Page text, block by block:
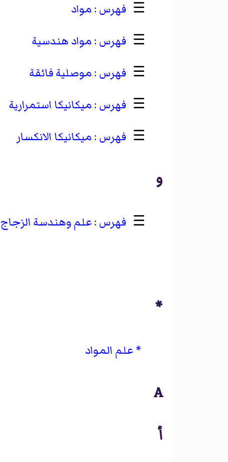
☰
مواد
☰
مواد هندسية
☰
موصلية فائقة
☰
ميكانيكا استمرارية
☰
ميكانيكا الانكسار
و
☰ علم وهندسة الزجاج
*
علم المواد
A
أ